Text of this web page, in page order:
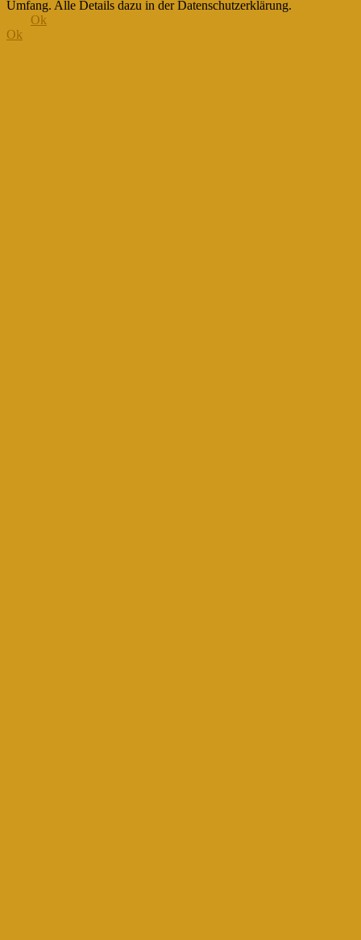
Umfang. Alle Details dazu in der Datenschutzerklärung.
Ok
Ok